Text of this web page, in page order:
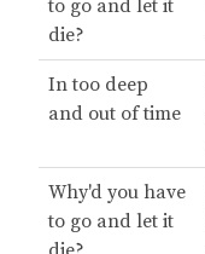
to go and let it
die?
In too deep
and out of time
Why'd you have
to go and let it